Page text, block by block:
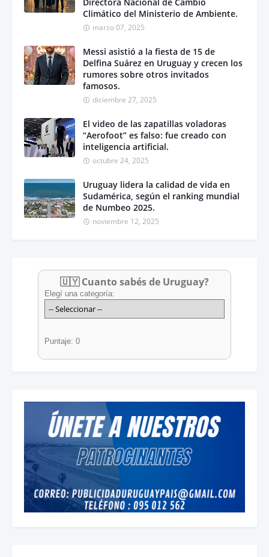
Climático del Ministerio de Ambiente.
marzo 07, 2025
Messi asistió a la fiesta de 15 de
Delfina Suárez en Uruguay y crecen los
rumores sobre otros invitados
famosos.
diciembre 27, 2025
El video de las zapatillas voladoras
“Aerofoot” es falso: fue creado con
inteligencia artificial.
octubre 24, 2025
Uruguay lidera la calidad de vida en
Sudamérica, según el ranking mundial
de Numbeo 2025.
noviembre 12, 2025
🇺🇾 Cuanto sabés de Uruguay?
Elegí una categoría:
Puntaje: 0